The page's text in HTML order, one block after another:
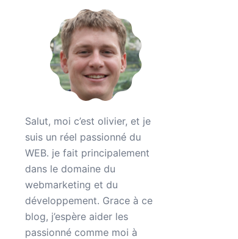
Salut, moi c’est olivier, et je
suis un réel passionné du
WEB. je fait principalement
dans le domaine du
webmarketing et du
développement. Grace à ce
blog, j’espère aider les
passionné comme moi à